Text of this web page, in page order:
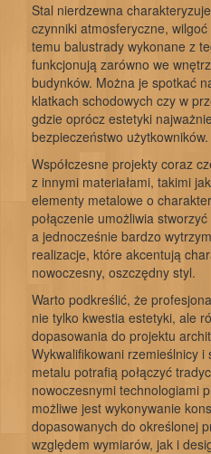
Stal nierdzewna
czynniki atmosferyczne,
temu balustrady wykonane z
funkcjonują zarówno we
budynków. Można je spotkać
klatkach schodowych czy w
gdzie oprócz estetyki
bezpieczeństwo użytkowników.
Współczesne projekty coraz
z innymi materiałami, takimi
elementy metalowe o
połączenie umożliwia
a jednocześnie bardzo
realizacje, które akcentują
nowoczesny, oszczędny styl.
Warto podkreślić, że
nie tylko kwestia estetyki, ale
dopasowania do projektu
Wykwalifikowani rzemieślnicy
metalu potrafią połączyć
nowoczesnymi technologiami
możliwe jest wykonywanie
dopasowanych do określonej
względem wymiarów, jak i